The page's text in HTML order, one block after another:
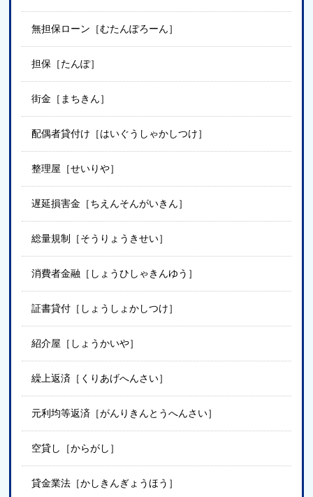
無担保ローン［むたんぽろーん］
担保［たんぽ］
街金［まちきん］
配偶者貸付け［はいぐうしゃかしつけ］
整理屋［せいりや］
遅延損害金［ちえんそんがいきん］
総量規制［そうりょうきせい］
消費者金融［しょうひしゃきんゆう］
証書貸付［しょうしょかしつけ］
紹介屋［しょうかいや］
繰上返済［くりあげへんさい］
元利均等返済［がんりきんとうへんさい］
空貸し［からがし］
貸金業法［かしきんぎょうほう］